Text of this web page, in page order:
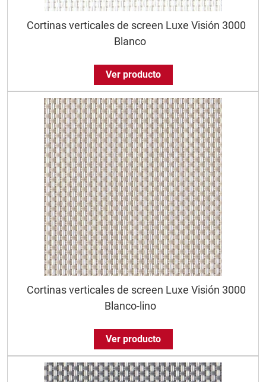
Cortinas verticales de screen Luxe Visión 3000
Blanco
Ver producto
Cortinas verticales de screen Luxe Visión 3000
Blanco-lino
Ver producto